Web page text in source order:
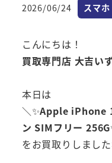
投稿日
2026/06/24 カテゴ
スマホ
こんにちは！
買取専門店 大吉い
本日は
＼✨Apple iPhone
ン SIMフリー 256G
をお買取りしまし